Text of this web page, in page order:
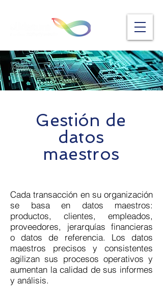
Gestión de
datos
maestros
Cada transacción en su organización
se basa en datos maestros:
productos, clientes, empleados,
proveedores, jerarquías financieras
o datos de referencia. Los datos
maestros precisos y consistentes
agilizan sus procesos operativos y
aumentan la calidad de sus informes
y análisis.